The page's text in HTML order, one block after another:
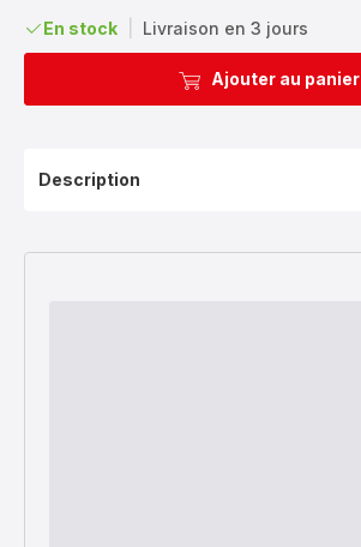
En stock Livraison en 3 jours
Ajouter au panier
Description